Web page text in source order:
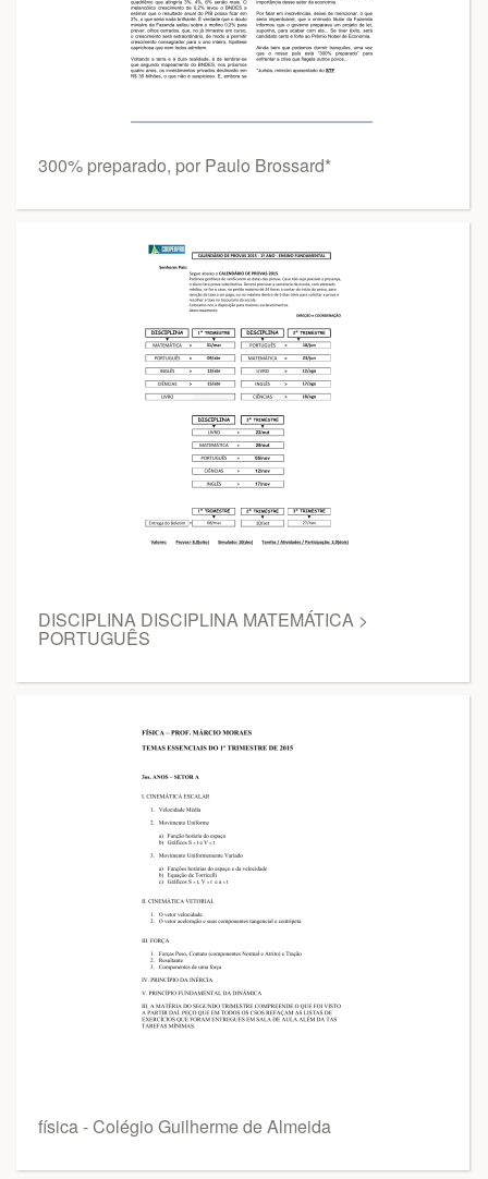
300% preparado, por Paulo Brossard*
DISCIPLINA DISCIPLINA MATEMÁTICA >
PORTUGUÊS
física - Colégio Guilherme de Almeida